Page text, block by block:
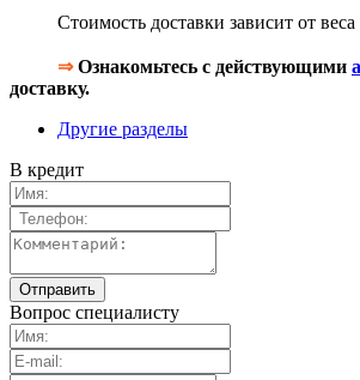
Стоимость доставки зависит от веса
⇒Ознакомьтесь с действующими
доставку.
Другие разделы
В кредит
Вопрос специалисту